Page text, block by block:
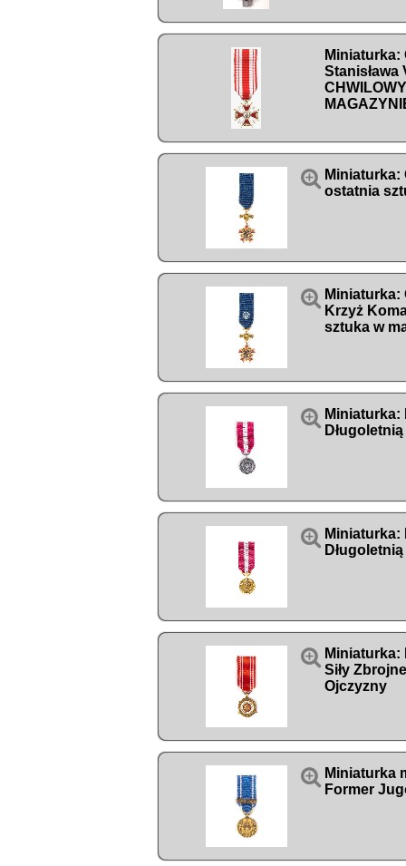
Miniaturka:
Stanisława
 Miniaturka:
ostatnia
 Miniaturka:
Krzyż
sztuka w
 Miniaturka:
 Miniaturka:
Długoletnią
 Miniaturka:
Siły
Ojczyzny
 Miniaturka
Former